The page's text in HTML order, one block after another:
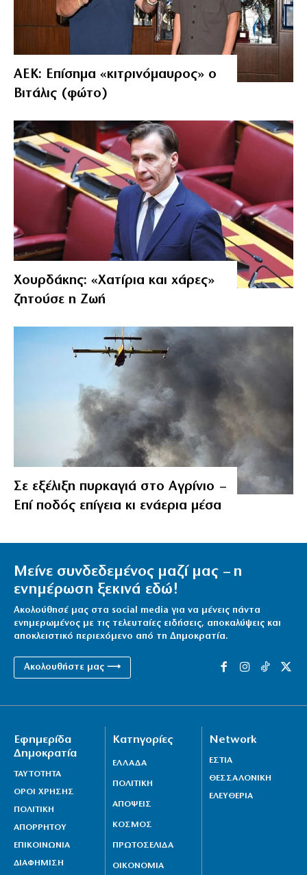
ΑΕΚ: Επίσημα «κιτρινόμαυρος» ο
Βιτάλις (φώτο)
Χουρδάκης: «Χατίρια και χάρες»
ζητούσε η Ζωή
Σε εξέλιξη πυρκαγιά στο Αγρίνιο –
Επί ποδός επίγεια κι ενάερια μέσα
Μείνε συνδεδεμένος μαζί μας – η
ενημέρωση ξεκινά εδώ!
Ακολούθησέ μας στα social media για να μένεις πάντα
ενημερωμένος με τις τελευταίες ειδήσεις, αποκαλύψεις και
αποκλειστικό περιεχόμενο από τη Δημοκρατία.
Ακολουθήστε μας ⟶
Εφημερίδα
Δημοκρατία
ΤΑΥΤΟΤΗΤΑ
ΟΡΟΙ ΧΡΗΣΗΣ
ΠΟΛΙΤΙΚΗ
ΑΠΟΡΡΗΤΟΥ
ΕΠΙΚΟΙΝΩΝΙΑ
ΔΙΑΦΗΜΙΣΗ
Κατηγορίες
ΕΛΛΑΔΑ
ΠΟΛΙΤΙΚΗ
ΑΠΟΨΕΙΣ
ΚΟΣΜΟΣ
ΠΡΩΤΟΣΕΛΙΔΑ
ΟΙΚΟΝΟΜΙΑ
Network
ΕΣΤΙΑ
ΘΕΣΣΑΛΟΝΙΚΗ
ΕΛΕΥΘΕΡΙΑ